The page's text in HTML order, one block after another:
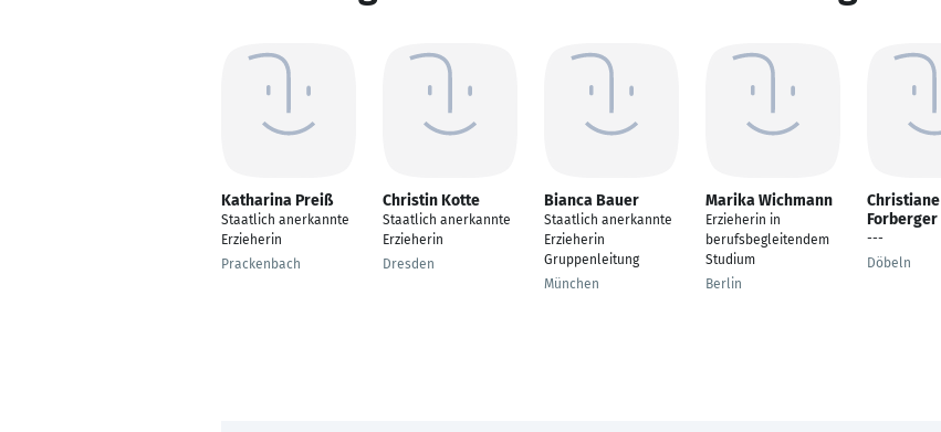
Katharina Preiß
Staatlich anerkannte
Erzieherin
Prackenbach
Christin Kotte
Staatlich anerkannte
Erzieherin
Dresden
Bianca Bauer
Staatlich anerkannte
Erzieherin
Gruppenleitung
München
Marika Wichmann
Erzieherin in
berufsbegleitendem
Studium
Berlin
Christiane
Forberger
---
Döbeln